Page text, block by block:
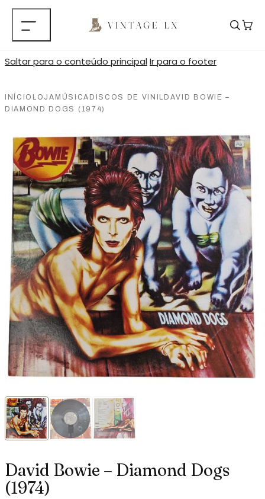
Saltar para o conteúdo principalIr para o footer
INÍCIO LOJA MÚSICA DISCOS DE VINIL DAVID BOWIE –
DIAMOND DOGS (1974)
David Bowie – Diamond Dogs
(1974)